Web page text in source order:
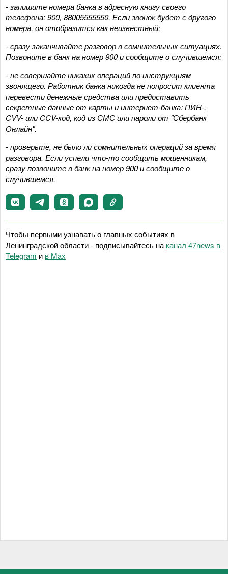
- запишите номера банка в адресную книгу своего
телефона: 900, 88005555550. Если звонок будет с другого
номера, он отобразится как неизвестный;
- сразу заканчивайте разговор в сомнительных ситуациях.
Позвоните в банк на номер 900 и сообщите о случившемся;
- не совершайте никаких операций по инструкциям
звонящего. Работник банка никогда не попросит клиента
перевести денежные средства или предоставить
секретные данные от карты и интернет-банка: ПИН-,
CVV- или CCV-код, код из СМС или пароли от "Сбербанк
Онлайн".
- проверьте, не было ли сомнительных операций за время
разговора. Если успели что-то сообщить мошенникам,
сразу позвоните в банк на номер 900 и сообщите о
случившемся.
Чтобы первыми узнавать о главных событиях в
Ленинградской области - подписывайтесь на канал 47news в
Telegram и в Maх